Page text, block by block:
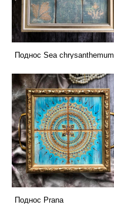
Поднос Sea chrysanthemum
Поднос Prana